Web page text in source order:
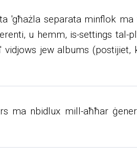
'għażla separata minflok
u hemm, is-settings tal-
jew albums (postijiet,
ma nbidlux mill-aħħar